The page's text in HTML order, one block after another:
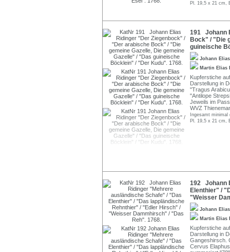
Pl. 19,5 x 21 cm,
191 Johann
Bock" / "Die
guineische
Johann
Martin
Kupferstiche
Darstellung in
"Tragus
"Antilope
Jeweils im
WVZ
Ingesamt
Pl. 19,5 x 21 cm,
192 Johann
Elenthier" /
"Weisser
Johann
Martin
Kupferstiche
Darstellung in
Gangeshirsch.
Cervus